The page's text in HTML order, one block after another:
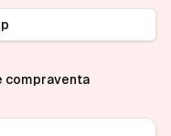
compraventa